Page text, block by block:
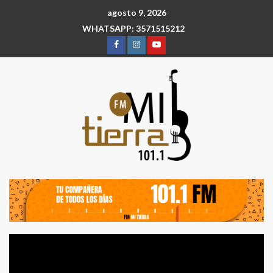
agosto 9, 2026
WHATSAPP: 3571515212